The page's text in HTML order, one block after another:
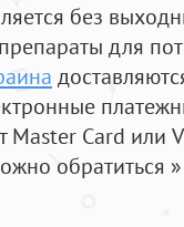
без
для
Master Card или
обратиться